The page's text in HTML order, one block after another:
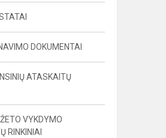
DOKUMENTAI
ATASKAITŲ
VYKDYMO
RINKINIAI